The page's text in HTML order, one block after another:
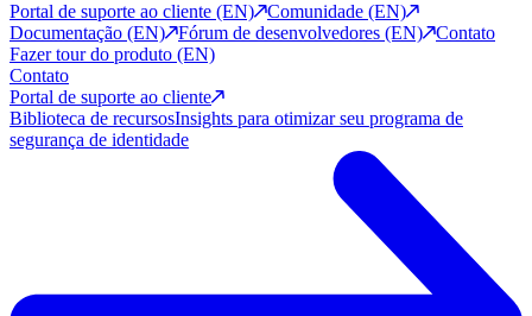
Portal de suporte ao cliente (EN)
Comunidade (EN)
Documentação (EN)
Fórum de desenvolvedores (EN)
Contato
Fazer tour do produto (EN)
Contato
Portal de suporte ao cliente
Biblioteca de recursosInsights para otimizar seu programa de
segurança de identidade